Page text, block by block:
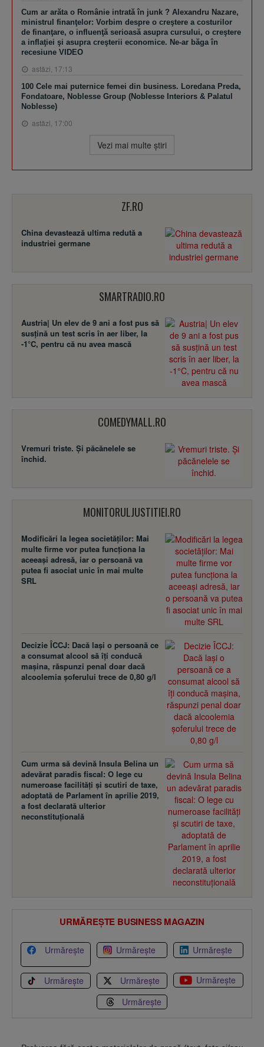
Cum ar arăta o Românie intrată în junk ? Alexandru Nazare,
ministrul finanţelor: Vorbim despre o creştere a costurilor
de finanţare, o influenţă serioasă asupra cursului, o creştere
a inflaţiei şi asupra creşterii economice. Ne-ar băga în
recesiune VIDEO
astăzi, 17:13
100 Cele mai puternice femei din business. Loredana Preda,
Fondatoare, Noblesse Group (Noblesse Interiors & Palatul
Noblesse)
astăzi, 17:00
Vezi mai multe ştiri
ZF.RO
China devastează ultima redută a
industriei germane
SMARTRADIO.RO
Austria| Un elev de 9 ani a fost pus să
susţină un test scris în aer liber, la
-1°C, pentru că nu avea mască
COMEDYMALL.RO
Vremuri triste. Şi păcănelele se
închid.
MONITORULJUSTITIEI.RO
Modificări la legea societăţilor: Mai
multe firme vor putea funcţiona la
aceeaşi adresă, iar o persoană va
putea fi asociat unic în mai multe
SRL
Decizie ÎCCJ: Dacă laşi o persoană ce
a consumat alcool să îţi conducă
maşina, răspunzi penal doar dacă
alcoolemia şoferului trece de 0,80 g/l
Cum urma să devină Insula Belina un
adevărat paradis fiscal: O lege cu
numeroase facilităţi şi scutiri de taxe,
adoptată de Parlament în aprilie 2019,
a fost declarată ulterior
neconstituţională
URMĂREȘTE BUSINESS MAGAZIN
Urmărește Urmărește Urmărește
Urmărește Urmărește
Urmărește
Urmărește